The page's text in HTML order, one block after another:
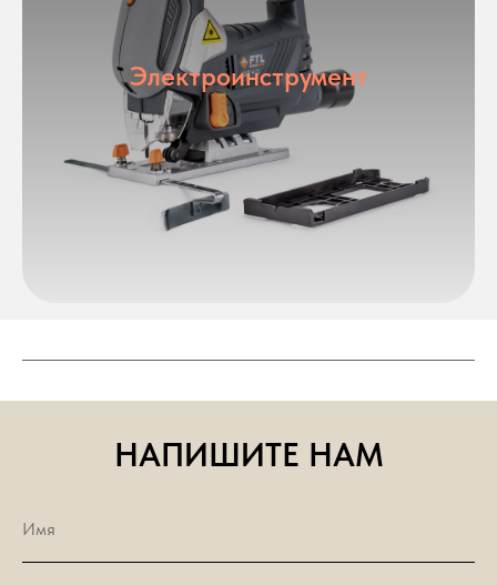
Электроинструмент
НАПИШИТЕ НАМ